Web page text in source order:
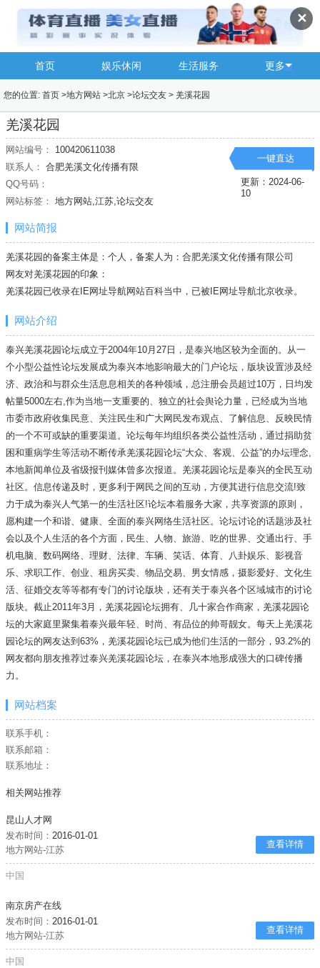
✕
首页 娱乐休闲 生活服务 更多
您的位置: 首页 >地方网站 >北京 >论坛交友 > 羌溪花园
羌溪花园
网站编号：
100420611038
联系人： 合肥羌溪文化传播有限
QQ号码：
网站标签： 地方网站,江苏,论坛交友
一键直达
更新：2024-06-
10
网站简报
羌溪花园的备案主体是：个人，备案人为：合肥羌溪文化传播有限公司
网友对羌溪花园的印象：
羌溪花园已收录在IE网址导航网站百科当中，已被IE网址导航北京收录。
网站介绍
泰兴羌溪花园论坛成立于2004年10月27日，是泰兴地区较为全面的。从一
个小型公益性论坛发展成为泰兴本地影响最大的门户论坛，版块设置涉及经
济、政治和与群众生活息息相关的各种领域，总注册会员超过10万，日均发
帖量5000左右,作为当地一支重要的、独立的社会舆论力量，已经成为当地
市委市政府收集民意、关注民生和广大网民发布观点、了解信息、反映民情
的一个不可或缺的重要渠道。论坛每年均组织各类公益性活动，通过捐助贫
困和重病学生等活动不断传承羌溪花园论坛“大众、客观、公益”的办坛理念,
本地新闻单位及省级报刊媒体曾多次报道。羌溪花园论坛是泰兴的全民互动
社区。信息传递及时，更多利于网民之间的互动，方便其进行信息交流!致
力于成为泰兴人气第一的生活社区!论坛本着服务大家，共享资源的原则，
愿构建一个和谐、健康、全面的泰兴网络生活社区。论坛讨论的话题涉及社
会以及个人生活的各个方面，民生、人物、旅游、吃的世界、交通出行、手
机电脑、数码网络、理财、法律、车辆、笑话、体育、八卦娱乐、影视音
乐、求职工作、创业、租房买卖、物品交易、男女情感，摄影爱好、文化生
活、征婚交友等等都有专门的讨论版块，还有关于泰兴各个区域城市的讨论
版块。截止2011年3月，羌溪花园论坛拥有、几十家合作商家，羌溪花园论
坛的大家庭里聚集着泰兴最年轻、时尚、有品位的帅哥靓女。每天上羌溪花
园论坛的网友达到63%，羌溪花园论坛已成为他们生活的一部分，93.2%的
网友都向朋友推荐过泰兴羌溪花园论坛，在泰兴本地形成强大的口碑传播
力。
网站档案
联系手机：
联系邮箱：
联系地址：
相关网站推荐
昆山人才网
发布时间：2016-01-01
地方网站-江苏
查看详情
中国
南京房产在线
发布时间：2016-01-01
地方网站-江苏
查看详情
中国